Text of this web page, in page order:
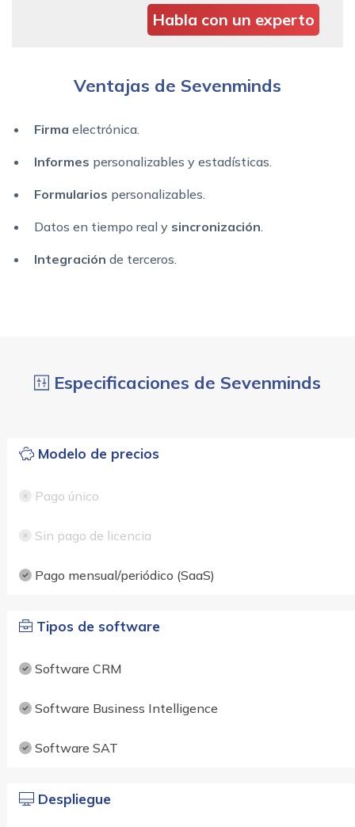
Habla con un experto
Ventajas de Sevenminds
Firma electrónica.
Informes personalizables y estadísticas.
Formularios personalizables.
Datos en tiempo real y sincronización.
Integración de terceros.
Especificaciones de Sevenminds
Modelo de precios
Pago único
Sin pago de licencia
Pago mensual/periódico (SaaS)
Tipos de software
Software CRM
Software Business Intelligence
Software SAT
Despliegue